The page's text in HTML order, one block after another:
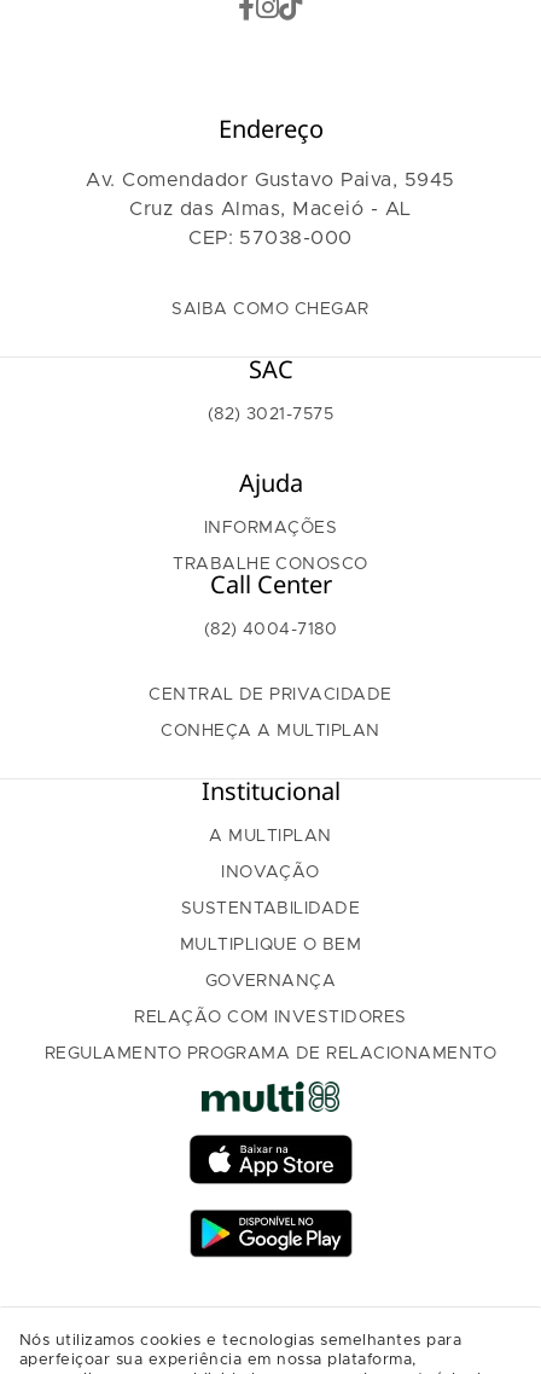
Nós utilizamos cookies e tecnologias semelhantes para
aperfeiçoar sua experiência em nossa plataforma,
Endereço
Av. Comendador Gustavo Paiva, 5945
Cruz das Almas, Maceió - AL
CEP: 57038-000
SAIBA COMO CHEGAR
SAC
(82) 3021-7575
Ajuda
INFORMAÇÕES
TRABALHE CONOSCO
Call Center
(82) 4004-7180
CENTRAL DE PRIVACIDADE
CONHEÇA A MULTIPLAN
Institucional
A MULTIPLAN
INOVAÇÃO
SUSTENTABILIDADE
MULTIPLIQUE O BEM
GOVERNANÇA
RELAÇÃO COM INVESTIDORES
REGULAMENTO PROGRAMA DE RELACIONAMENTO